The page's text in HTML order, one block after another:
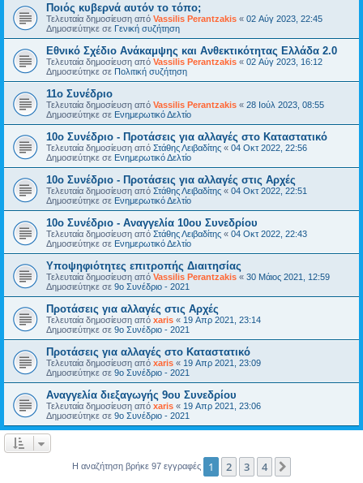
Ποιός κυβερνά αυτόν το τόπο;
Τελευταία δημοσίευση από Vassilis Perantzakis « 02 Αύγ 2023, 22:45
Δημοσιεύτηκε σε Γενική συζήτηση
Eθνικό Σχέδιο Ανάκαμψης και Ανθεκτικότητας Ελλάδα 2.0
Τελευταία δημοσίευση από Vassilis Perantzakis « 02 Αύγ 2023, 16:12
Δημοσιεύτηκε σε Πολιτική συζήτηση
11o Συνέδριο
Τελευταία δημοσίευση από Vassilis Perantzakis « 28 Ιούλ 2023, 08:55
Δημοσιεύτηκε σε Ενημερωτικό Δελτίο
10ο Συνέδριο - Προτάσεις για αλλαγές στο Καταστατικό
Τελευταία δημοσίευση από Στάθης Λειβαδίτης « 04 Οκτ 2022, 22:56
Δημοσιεύτηκε σε Ενημερωτικό Δελτίο
10ο Συνέδριο - Προτάσεις για αλλαγές στις Αρχές
Τελευταία δημοσίευση από Στάθης Λειβαδίτης « 04 Οκτ 2022, 22:51
Δημοσιεύτηκε σε Ενημερωτικό Δελτίο
10ο Συνέδριο - Αναγγελία 10ου Συνεδρίου
Τελευταία δημοσίευση από Στάθης Λειβαδίτης « 04 Οκτ 2022, 22:43
Δημοσιεύτηκε σε Ενημερωτικό Δελτίο
Υποψηφιότητες επιτροπής Διαιτησίας
Τελευταία δημοσίευση από Vassilis Perantzakis « 30 Μάιος 2021, 12:59
Δημοσιεύτηκε σε 9ο Συνέδριο - 2021
Προτάσεις για αλλαγές στις Αρχές
Τελευταία δημοσίευση από xaris « 19 Απρ 2021, 23:14
Δημοσιεύτηκε σε 9ο Συνέδριο - 2021
Προτάσεις για αλλαγές στο Καταστατικό
Τελευταία δημοσίευση από xaris « 19 Απρ 2021, 23:09
Δημοσιεύτηκε σε 9ο Συνέδριο - 2021
Αναγγελία διεξαγωγής 9ου Συνεδρίου
Τελευταία δημοσίευση από xaris « 19 Απρ 2021, 23:06
Δημοσιεύτηκε σε 9ο Συνέδριο - 2021
Η αναζήτηση βρήκε 97 εγγραφές 1 2 3 4